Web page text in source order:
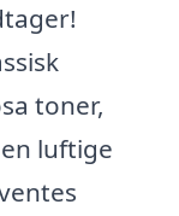
toner,
luftige